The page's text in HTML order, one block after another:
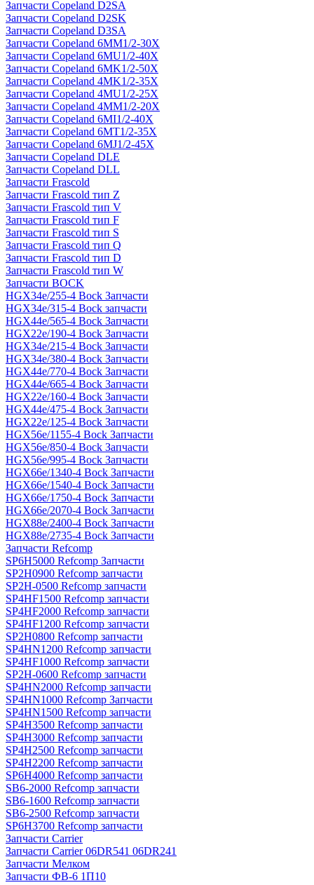
Запчасти Copeland D2SA
Запчасти Copeland D2SK
Запчасти Copeland D3SA
Запчасти Copeland 6MM1/2-30X
Запчасти Copeland 6MU1/2-40X
Запчасти Copeland 6MK1/2-50X
Запчасти Copeland 4MK1/2-35X
Запчасти Copeland 4MU1/2-25X
Запчасти Copeland 4MM1/2-20X
Запчасти Copeland 6MI1/2-40X
Запчасти Copeland 6MT1/2-35X
Запчасти Copeland 6MJ1/2-45X
Запчасти Copeland DLE
Запчасти Copeland DLL
Запчасти Frascold
Запчасти Frascold тип Z
Запчасти Frascold тип V
Запчасти Frascold тип F
Запчасти Frascold тип S
Запчасти Frascold тип Q
Запчасти Frascold тип D
Запчасти Frascold тип W
Запчасти BOCK
HGX34e/255-4 Bock Запчасти
HGX34e/315-4 Bock запчасти
HGX44e/565-4 Bock Запчасти
HGX22e/190-4 Bock Запчасти
HGX34e/215-4 Bock Запчасти
HGX34e/380-4 Bock Запчасти
HGX44e/770-4 Bock Запчасти
HGX44e/665-4 Bock Запчасти
HGX22e/160-4 Bock Запчасти
HGX44e/475-4 Bock Запчасти
HGX22e/125-4 Bock Запчасти
HGX56e/1155-4 Bock Запчасти
HGX56e/850-4 Bock Запчасти
HGX56e/995-4 Bock Запчасти
HGX66e/1340-4 Bock Запчасти
HGX66e/1540-4 Bock Запчасти
HGX66e/1750-4 Bock Запчасти
HGX66e/2070-4 Bock Запчасти
HGX88e/2400-4 Bock Запчасти
HGX88e/2735-4 Bock Запчасти
Запчасти Refcomp
SP6H5000 Refcomp Запчасти
SP2H0900 Refcomp запчасти
SP2H-0500 Refcomp запчасти
SP4HF1500 Refcomp запчасти
SP4HF2000 Refcomp запчасти
SP4HF1200 Refcomp запчасти
SP2H0800 Refcomp запчасти
SP4HN1200 Refcomp запчасти
SP4HF1000 Refcomp запчасти
SP2H-0600 Refcomp запчасти
SP4HN2000 Refcomp запчасти
SP4HN1000 Refcomp Запчасти
SP4HN1500 Refcomp запчасти
SP4H3500 Refcomp запчасти
SP4H3000 Refcomp запчасти
SP4H2500 Refcomp запчасти
SP4H2200 Refcomp запчасти
SP6H4000 Refcomp запчасти
SB6-2000 Refcomp запчасти
SB6-1600 Refcomp запчасти
SB6-2500 Refcomp запчасти
SP6H3700 Refcomp запчасти
Запчасти Carrier
Запчасти Carrier 06DR541 06DR241
Запчасти Мелком
Запчасти ФВ-6 1П10